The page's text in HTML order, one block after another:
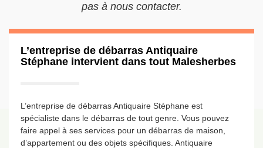
pas à nous contacter.
L’entreprise de débarras Antiquaire
Stéphane intervient dans tout Malesherbes
L’entreprise de débarras Antiquaire Stéphane est
spécialiste dans le débarras de tout genre. Vous pouvez
faire appel à ses services pour un débarras de maison,
d’appartement ou des objets spécifiques. Antiquaire